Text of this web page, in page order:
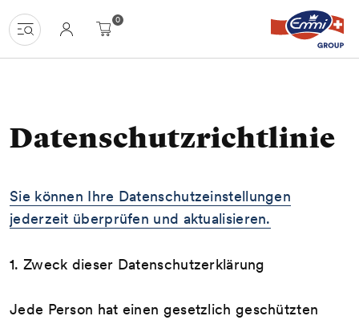
Navigate
at
uzh-
Homepage
Menu
Content
Search
Basket
Language
navigation
0
Datenschutzrichtlinie
Sie können Ihre Datenschutzeinstellungen
jederzeit überprüfen und aktualisieren.
1. Zweck dieser Datenschutzerklärung
Jede Person hat einen gesetzlich geschützten